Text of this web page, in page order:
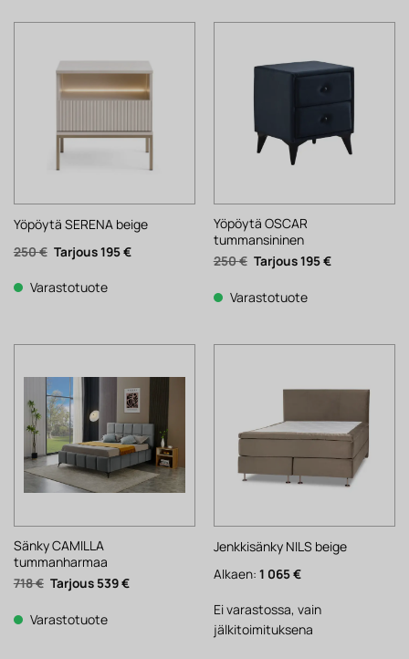
Yöpöytä SERENA beige
250€ Alkuperäinen
hinta
250 €.
195€Nykyinen
Varastotuote
Yöpöytä OSCAR
tummansininen
250€ Alkuperäinen
hinta
250 €.
195€Nykyinen
Varastotuote
Sänky CAMILLA
tummanharmaa
718€ Alkuperäinen
hinta
718 €.
539€Nykyinen
Varastotuote
Jenkkisänky NILS beige
Alkaen: 1 065€
Ei varastossa, vain
jälkitoimituksena